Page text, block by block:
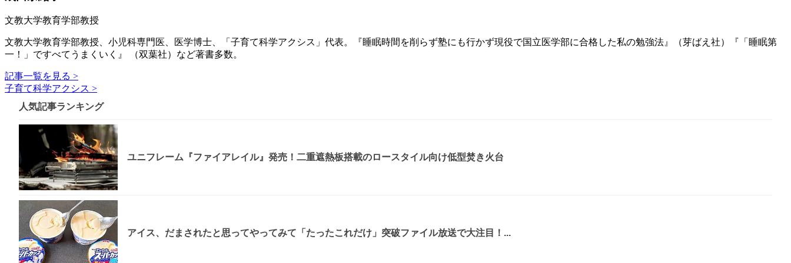
文教大学教育学部教授
文教大学教育学部教授、小児科専門医、医学博士、「子育て科学アクシス」代表。『睡眠時間を削らず塾にも行かず現役で国立医学部に合格した私の勉強法』（芽ばえ社）『「睡眠第
一！」ですべてうまくいく』 （双葉社）など著書多数。
記事一覧を見る >
子育て科学アクシス >
人気記事ランキング
ユニフレーム『ファイアレイル』発売！二重遮熱板搭載のロースタイル向け低型焚き火台
アイス、だまされたと思ってやってみて「たったこれだけ」突破ファイル放送で大注目！...